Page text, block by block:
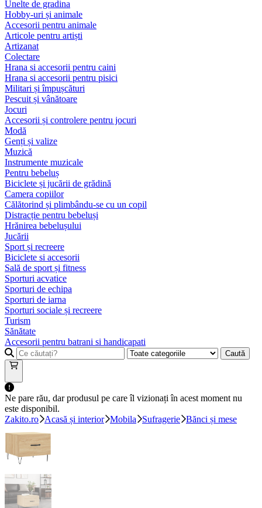
Unelte de gradina
Hobby-uri și animale
Accesorii pentru animale
Articole pentru artiști
Artizanat
Colectare
Hrana si accesorii pentru caini
Hrana si accesorii pentru pisici
Militari și împușcături
Pescuit și vânătoare
Jocuri
Accesorii și controlere pentru jocuri
Modă
Genți și valize
Muzică
Instrumente muzicale
Pentru bebeluș
Biciclete și jucării de grădină
Camera copiilor
Călătorind și plimbându-se cu un copil
Distracție pentru bebeluși
Hrănirea bebelușului
Jucării
Sport și recreere
Biciclete si accesorii
Sală de sport și fitness
Sporturi acvatice
Sporturi de echipa
Sporturi de iarna
Sporturi sociale și recreere
Turism
Sănătate
Accesorii pentru batrani si handicapati
Caută
Ne pare rău, dar produsul pe care îl vizionați în acest moment nu
este disponibil.
Zakito.ro
Acasă și interior Mobila Sufragerie Bănci și mese